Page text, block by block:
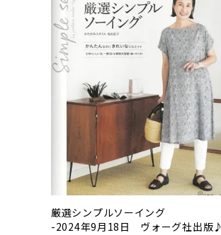
厳選シンプルソーイング
-2024年9月18日 ヴォーグ社出版♪